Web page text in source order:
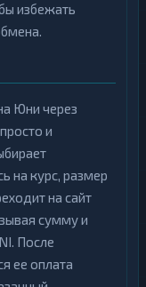
избежать
Юни через
и
на курс, размер
на сайт
сумму и
После
ее оплата